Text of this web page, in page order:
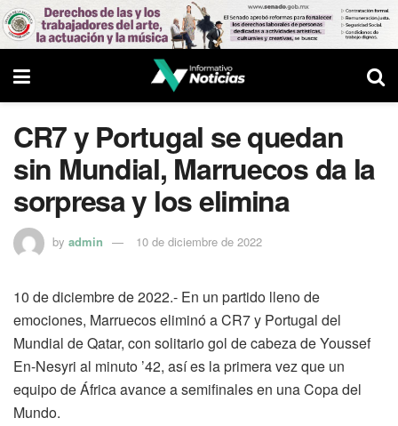
CR7 y Portugal se quedan
sin Mundial, Marruecos da la
sorpresa y los elimina
by admin 10 de diciembre de 2022
10 de diciembre de 2022.- En un partido lleno de
emociones, Marruecos eliminó a CR7 y Portugal del
Mundial de Qatar, con solitario gol de cabeza de Youssef
En-Nesyri al minuto ’42, así es la primera vez que un
equipo de África avance a semifinales en una Copa del
Mundo.